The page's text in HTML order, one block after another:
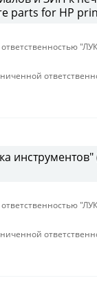
parts for HP